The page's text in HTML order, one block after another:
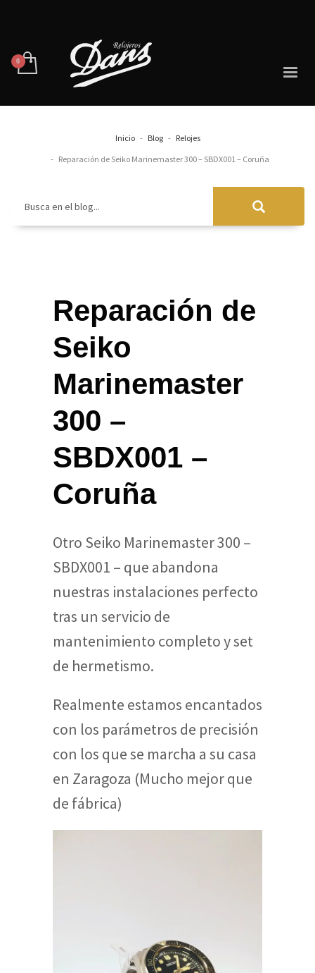
Inicio Blog
Relojes
Reparación de Seiko Marinemaster 300 – SBDX001 – Coruña
Busca en el blog...
Reparación de
Seiko
Marinemaster
300 –
SBDX001 –
Coruña
Otro Seiko Marinemaster 300 –
SBDX001 – que abandona
nuestras instalaciones perfecto
tras un servicio de
mantenimiento completo y set
de hermetismo.
Realmente estamos encantados
con los parámetros de precisión
con los que se marcha a su casa
en Zaragoza (Mucho mejor que
de fábrica)